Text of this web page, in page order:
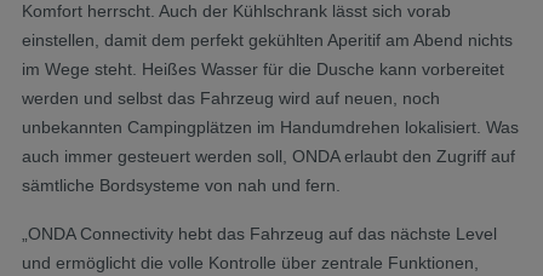
Komfort herrscht. Auch der Kühlschrank lässt sich vorab
einstellen, damit dem perfekt gekühlten Aperitif am Abend nichts
im Wege steht. Heißes Wasser für die Dusche kann vorbereitet
werden und selbst das Fahrzeug wird auf neuen, noch
unbekannten Campingplätzen im Handumdrehen lokalisiert. Was
auch immer gesteuert werden soll, ONDA erlaubt den Zugriff auf
sämtliche Bordsysteme von nah und fern.
„ONDA Connectivity hebt das Fahrzeug auf das nächste Level
und ermöglicht die volle Kontrolle über zentrale Funktionen,